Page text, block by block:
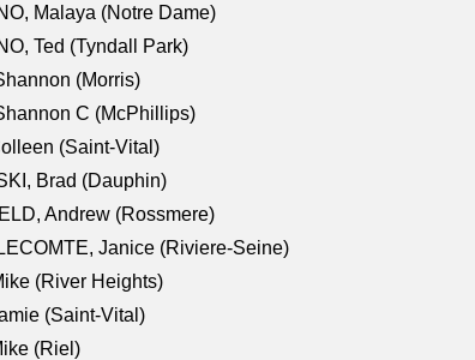
Malaya (Notre Dame)
Ted (Tyndall Park)
(Morris)
C (McPhillips)
(Saint-Vital)
Brad (Dauphin)
Andrew (Rossmere)
Janice (Riviere-Seine)
(River Heights)
(Saint-Vital)
(Riel)